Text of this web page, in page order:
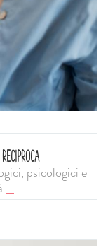
psicologici e
...